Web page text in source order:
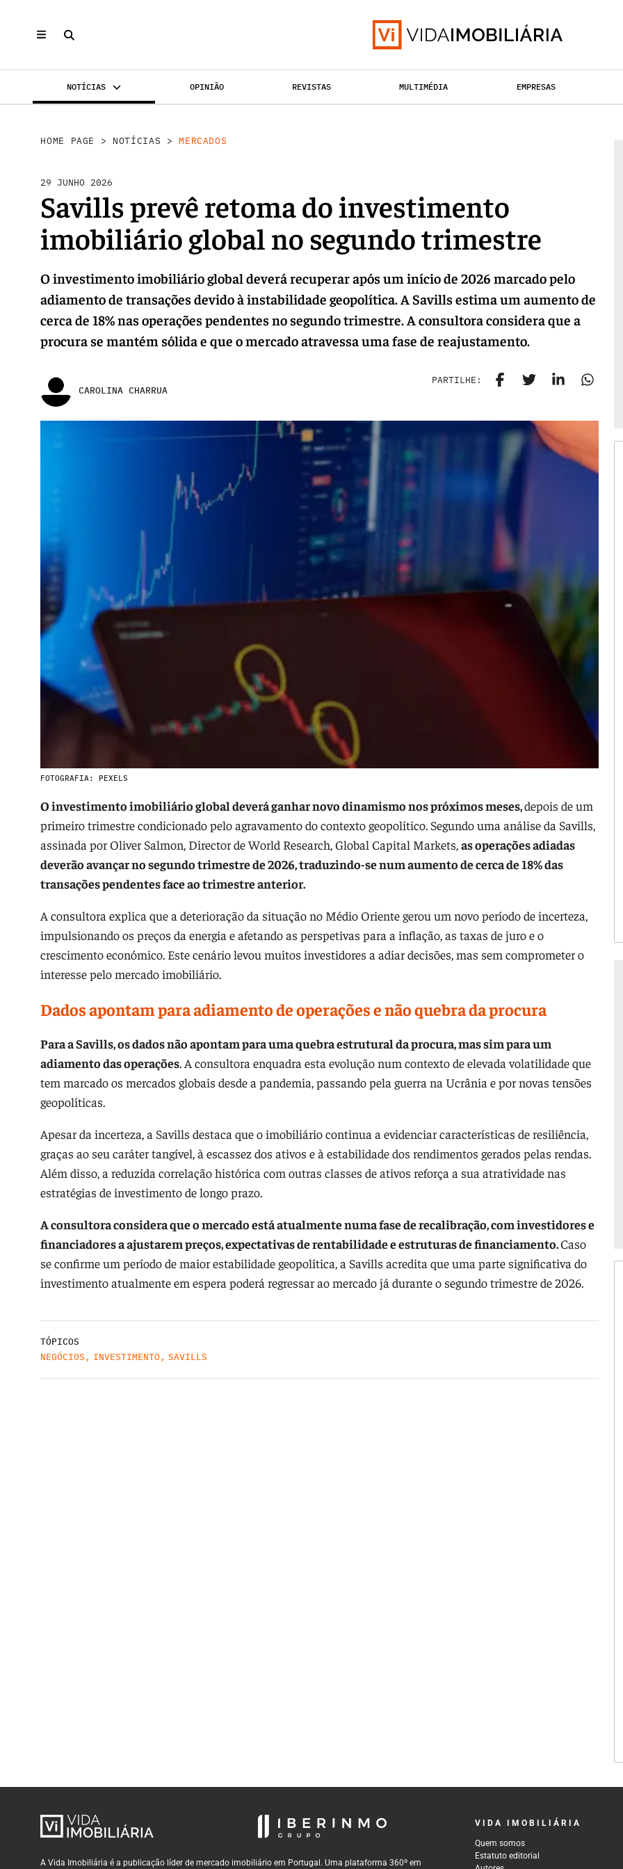
NOTÍCIAS OPINIÃO REVISTAS MULTIMÉDIA EMPRESAS
HOME PAGE > NOTÍCIAS >MERCADOS
29 JUNHO 2026
Savills prevê retoma do investimento
imobiliário global no segundo trimestre
O investimento imobiliário global deverá recuperar após um início de 2026 marcado pelo
adiamento de transações devido à instabilidade geopolítica. A Savills estima um aumento de
cerca de 18% nas operações pendentes no segundo trimestre. A consultora considera que a
procura se mantém sólida e que o mercado atravessa uma fase de reajustamento.
CAROLINA CHARRUA
PARTILHE:
FOTOGRAFIA: PEXELS
O investimento imobiliário global deverá ganhar novo dinamismo nos próximos meses,depois de um
primeiro trimestre condicionado pelo agravamento do contexto geopolítico. Segundo uma análise da Savills,
assinada por Oliver Salmon, Director de World Research, Global Capital Markets,as operações adiadas
deverão avançar no segundo trimestre de 2026, traduzindo-se num aumento de cerca de 18% das
transações pendentes face ao trimestre anterior.
A consultora explica que a deterioração da situação no Médio Oriente gerou um novo período de incerteza,
impulsionando os preços da energia e afetando as perspetivas para a inflação, as taxas de juro e o
crescimento económico. Este cenário levou muitos investidores a adiar decisões, mas sem comprometer o
interesse pelo mercado imobiliário.
Dados apontam para adiamento de operações e não quebra da procura
Para a Savills, os dados não apontam para uma quebra estrutural da procura, mas sim para um
adiamento das operações . A consultora enquadra esta evolução num contexto de elevada volatilidade que
tem marcado os mercados globais desde a pandemia, passando pela guerra na Ucrânia e por novas tensões
geopolíticas.
Apesar da incerteza, a Savills destaca que o imobiliário continua a evidenciar características de resiliência,
graças ao seu caráter tangível, à escassez dos ativos e à estabilidade dos rendimentos gerados pelas rendas.
Além disso, a reduzida correlação histórica com outras classes de ativos reforça a sua atratividade nas
estratégias de investimento de longo prazo.
A consultora considera que o mercado está atualmente numa fase de recalibração, com investidores e
financiadores a ajustarem preços, expectativas de rentabilidade e estruturas de financiamento.Caso
se confirme um período de maior estabilidade geopolítica, a Savills acredita que uma parte significativa do
investimento atualmente em espera poderá regressar ao mercado já durante o segundo trimestre de 2026.
TÓPICOS
NEGÓCIOS , INVESTIMENTO, SAVILLS
A Vida Imobiliária é a publicação líder de mercado imobiliário em Portugal. Uma plataforma 360º em
VIDA IMOBILIÁRIA
Quem somos
Estatuto editorial